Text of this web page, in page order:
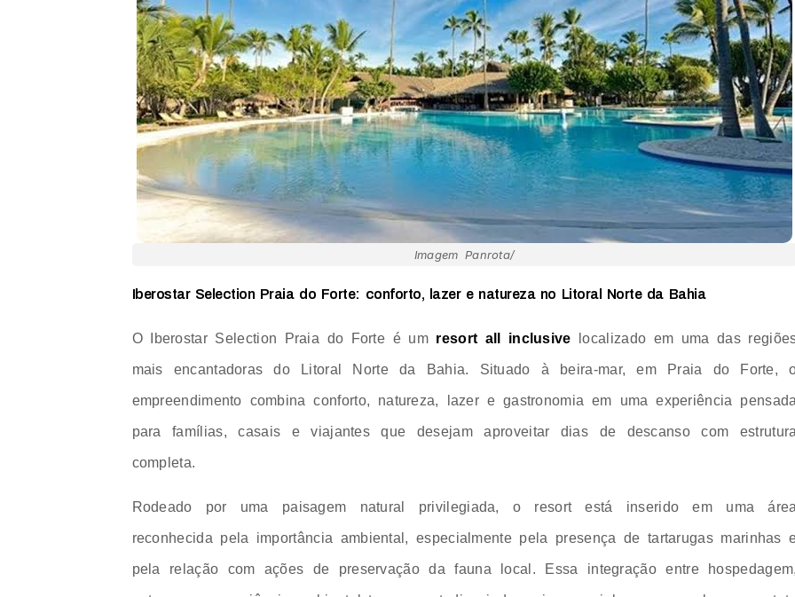
Imagem Panrota/
Iberostar Selection Praia do Forte: conforto, lazer e natureza no Litoral Norte da Bahia
O Iberostar Selection Praia do Forte é um resort all inclusive localizado em uma das
mais encantadoras do Litoral Norte da Bahia. Situado à beira-mar, em Praia do Forte,
empreendimento combina conforto, natureza, lazer e gastronomia em uma experiência pensada
para famílias, casais e viajantes que desejam aproveitar dias de descanso com estrutura
completa.
Rodeado por uma paisagem natural privilegiada, o resort está inserido em uma área
reconhecida pela importância ambiental, especialmente pela presença de tartarugas marinhas
pela relação com ações de preservação da fauna local. Essa integração entre hospedagem,